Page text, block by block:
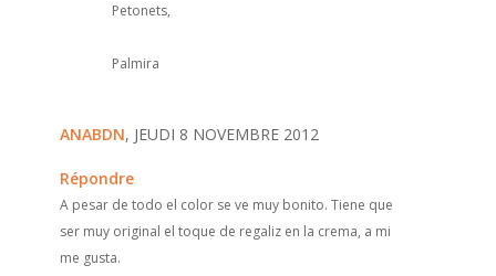
Petonets,
Palmira
ANABDN, JEUDI 8 NOVEMBRE 2012
Répondre
A pesar de todo el color se ve muy bonito. Tiene que
ser muy original el toque de regaliz en la crema, a mi
me gusta.